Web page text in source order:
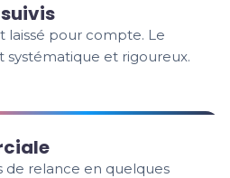
laissé pour compte. Le
systématique et rigoureux.
de relance en quelques